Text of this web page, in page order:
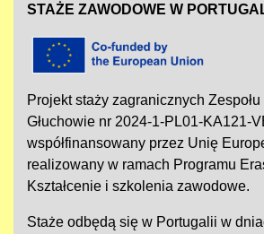
STAŻE ZAWODOWE W
Projekt staży zagranicznych Zespołu
Głuchowie nr 2024-1-PL01-KA121-
współfinansowany przez Unię
realizowany w ramach Programu
Kształcenie i szkolenia zawodowe.
Staże odbędą się w Portugalii w